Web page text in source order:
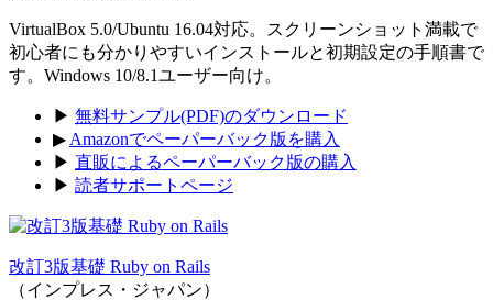
VirtualBox 5.0/Ubuntu 16.04対応。スクリーンショット満載で
初心者にも分かりやすいインストールと初期設定の手順書で
す。Windows 10/8.1ユーザー向け。
▶ 無料サンプル(PDF)のダウンロード
▶ Amazonでペーパーバック版を購入
▶ 直販によるペーパーバック版の購入
▶ 読者サポートページ
改訂3版基礎 Ruby on Rails
（インプレス・ジャパン）